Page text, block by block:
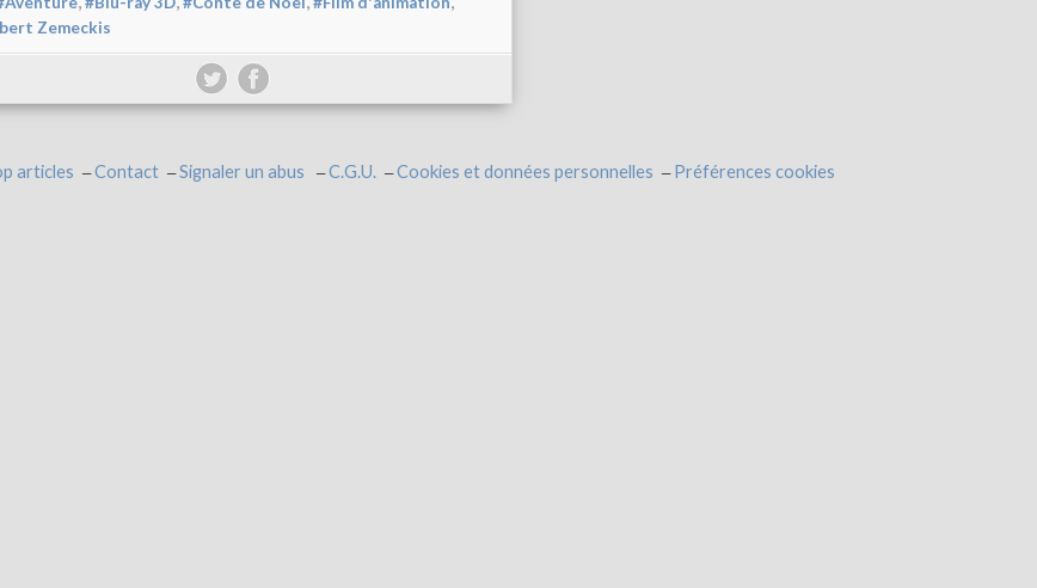
Zemeckis
articles Contact Signaler un abus C.G.U. Cookies et données personnelles Préférences cookies